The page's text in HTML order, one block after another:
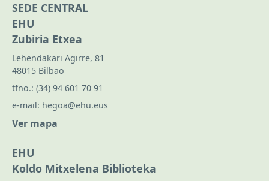
SEDE CENTRAL
EHU
Zubiria Etxea
Lehendakari Agirre, 81
48015 Bilbao
tfno.: (34) 94 601 70 91
e-mail: hegoa@ehu.eus
Ver mapa
EHU
Koldo Mitxelena Biblioteka